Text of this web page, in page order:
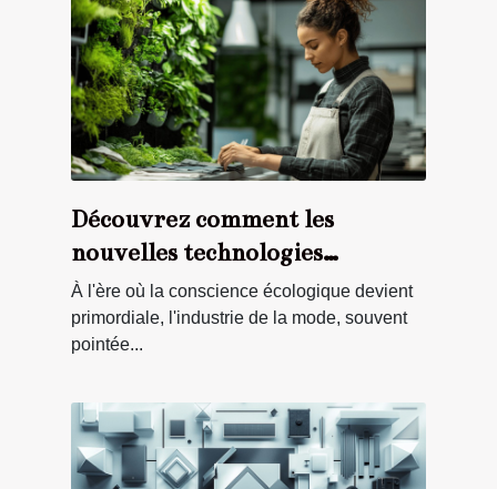
Découvrez comment les
nouvelles technologies
transforment la mode durable
À l'ère où la conscience écologique devient
primordiale, l'industrie de la mode, souvent
pointée...